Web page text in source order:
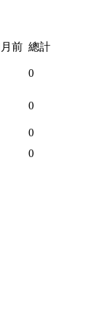
前 總計
0
0
0
0